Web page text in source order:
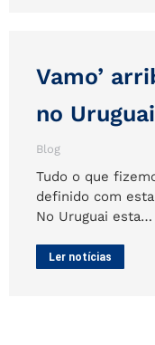
Vamo’
no Uruguai
Blog
Tudo o que
definido com esta
No Uruguai esta…
Ler notícias